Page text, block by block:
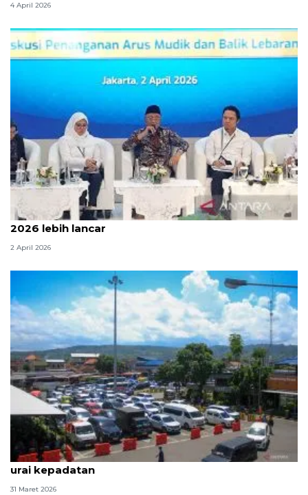
4 April 2026
Menteri PU sebut arus mudik dan balik Lebaran
2026 lebih lancar
2 April 2026
Otoritas Pelabuhan Ketapang operasikan 36 kapal
urai kepadatan
31 Maret 2026